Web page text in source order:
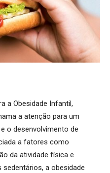
a Obesidade Infantil,
a atenção para um
o desenvolvimento de
a fatores como
da atividade física e
a obesidade